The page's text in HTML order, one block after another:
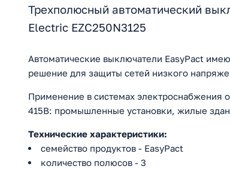
Трехполюсный автоматический
Electric EZC250N3125
Автоматические выключатели EasyPact
решение для защиты сетей низкого
Применение в системах электроснабжения
415В: промышленные установки, жилые
Технические характеристики:
семейство продуктов - EasyPact
количество полюсов - 3